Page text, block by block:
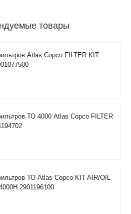
товары
Atlas Copco FILTER KIT
ТО 4000 Atlas Copco FILTER
ТО Atlas Copco KIT AIR/OIL
2901196100